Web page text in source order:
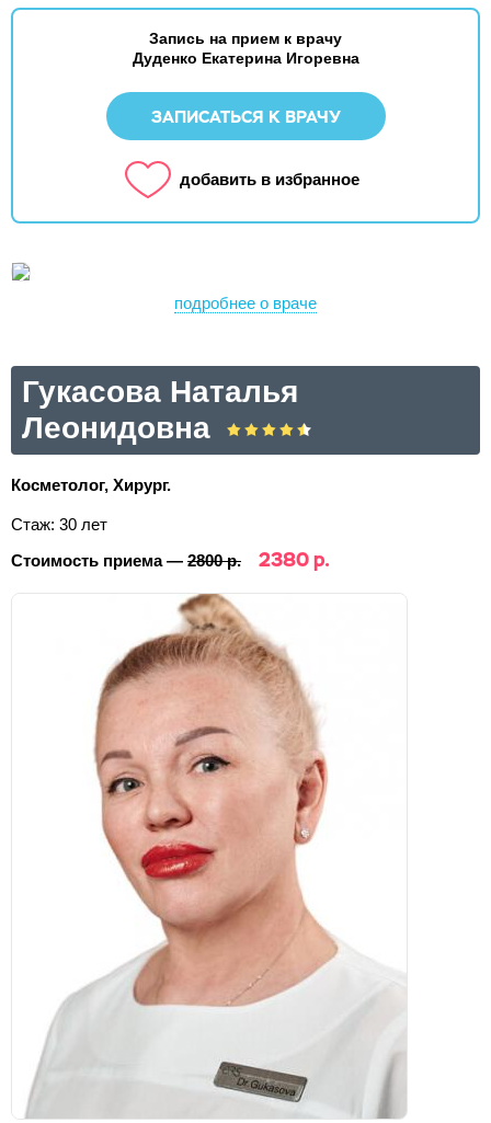
Запись на прием к врачу
Дуденко Екатерина Игоревна
ЗАПИСАТЬСЯ К ВРАЧУ
добавить в избранное
подробнее о враче
Гукасова Наталья
Леонидовна
Косметолог, Хирург.
Стаж: 30 лет
Стоимость приема — 2800 р. 2380 р.